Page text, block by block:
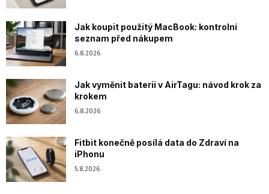
Jak koupit použitý MacBook: kontrolní
seznam před nákupem
6.8.2026
Jak vyměnit baterii v AirTagu: návod krok za
krokem
6.8.2026
Fitbit konečně posílá data do Zdraví na
iPhonu
5.8.2026